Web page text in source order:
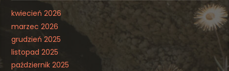
kwiecień 2026
marzec 2026
grudzień 2025
listopad 2025
październik 2025